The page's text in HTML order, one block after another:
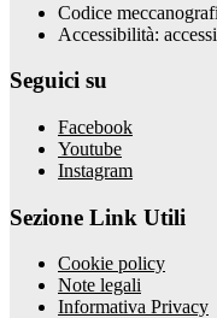
Codice
Accessibilità:
Seguici su
Facebook
Youtube
Instagram
Sezione Link Utili
Cookie policy
Note legali
Informativa Privacy